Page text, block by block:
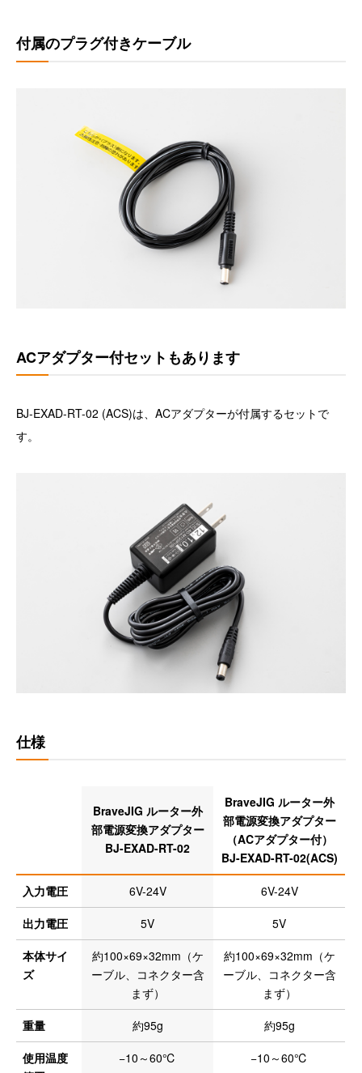
付属のプラグ付きケーブル
ACアダプター付セットもあります
BJ-EXAD-RT-02 (ACS)は、ACアダプターが付属するセットで
す。
仕様
BraveJIG ルーター外
部電源変換アダプター
BJ-EXAD-RT-02
BraveJIG ルーター外
部電源変換アダプター
（ACアダプター付）
BJ-EXAD-RT-02(ACS)
入力電圧 6V-24V
6V-24V
出力電圧
5V
5V
本体サイ
ズ
約100×69×32mm（ケ
ーブル、コネクター含
まず）
約100×69×32mm（ケ
ーブル、コネクター含
まず）
重量
約95g
約95g
使用温度
−10～60℃ −10～60℃